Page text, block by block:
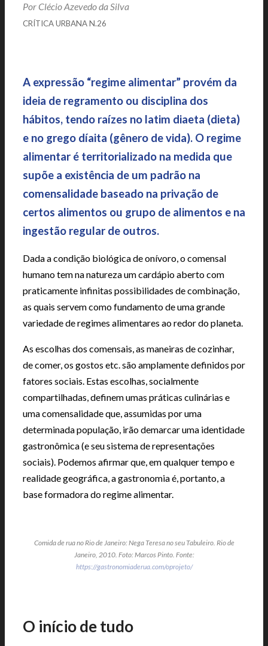
Por Clécio Azevedo da Silva
CRÍTICA URBANA N.26
A expressão “regime alimentar” provém da
ideia de regramento ou disciplina dos
hábitos, tendo raízes no latim diaeta (dieta)
e no grego díaita (gênero de vida). O regime
alimentar é territorializado na medida que
supõe a existência de um padrão na
comensalidade baseado na privação de
certos alimentos ou grupo de alimentos e na
ingestão regular de outros.
Dada a condição biológica de onívoro, o comensal
humano tem na natureza um cardápio aberto com
praticamente infinitas possibilidades de combinação,
as quais servem como fundamento de uma grande
variedade de regimes alimentares ao redor do planeta.
As escolhas dos comensais, as maneiras de cozinhar,
de comer, os gostos etc. são amplamente definidos por
fatores sociais. Estas escolhas, socialmente
compartilhadas, definem umas práticas culinárias e
uma comensalidade que, assumidas por uma
determinada população, irão demarcar uma identidade
gastronômica (e seu sistema de representações
sociais). Podemos afirmar que, em qualquer tempo e
realidade geográfica, a gastronomia é, portanto, a
base formadora do regime alimentar.
Comida de rua no Rio de Janeiro: Nega Teresa no seu Tabuleiro. Rio de
Janeiro, 2010. Foto: Marcos Pinto. Fonte:
https://gastronomiaderua.com/oprojeto/
O início de tudo